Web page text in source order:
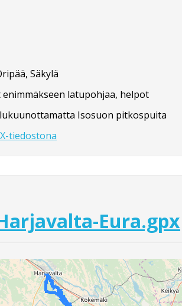
Säkylä
latupohjaa, helpot
Isosuon pitkospuita
tiedostona
Eura.gpx